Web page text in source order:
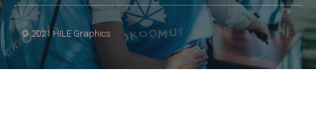
© 2021 HILE Graphics